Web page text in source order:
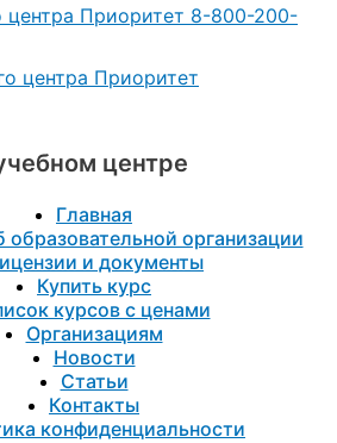
8-800-200-
центре
Главная
образовательной организации
и документы
Купить курс
курсов с ценами
Организациям
Новости
Статьи
Контакты
конфиденциальности